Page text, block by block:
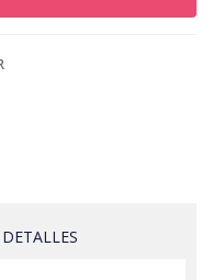
DETALLES